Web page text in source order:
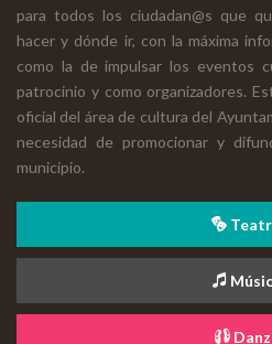
para todos los ciudadan@s que
hacer y dónde ir, con la máxima
como la de impulsar los eventos
patrocinio y como organizadores.
oficial del área de cultura del
necesidad de promocionar y
municipio.